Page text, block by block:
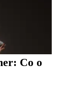
Co o